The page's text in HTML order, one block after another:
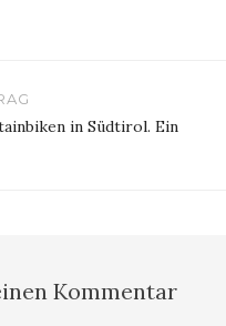
in Südtirol. Ein
Kommentar